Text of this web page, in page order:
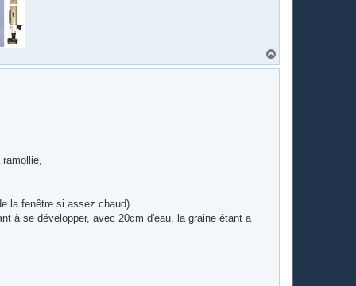
a
la fenêtre si assez chaud)
à se développer, avec 20cm d'eau, la graine étant a